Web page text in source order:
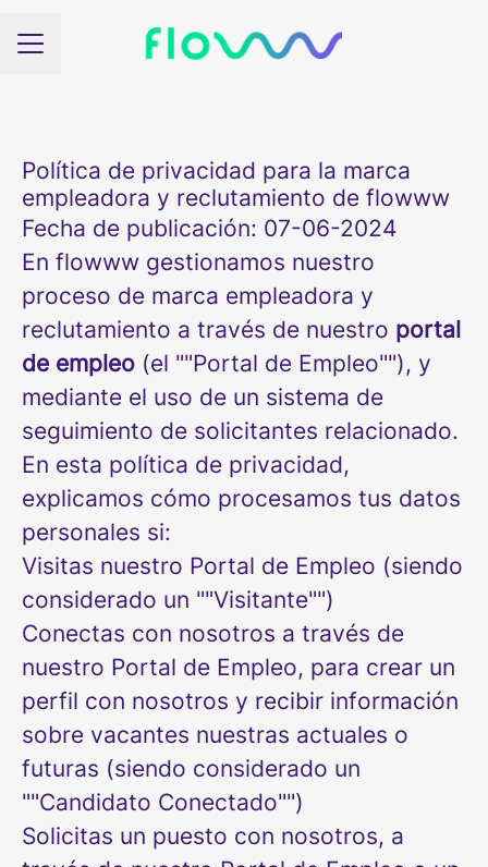
Menú de empleo
Política de privacidad para la marca
empleadora y reclutamiento de flowww
Fecha de publicación: 07-06-2024
En flowww gestionamos nuestro
proceso de marca empleadora y
reclutamiento a través de nuestro portal
de empleo (el ""Portal de Empleo""), y
mediante el uso de un sistema de
seguimiento de solicitantes relacionado.
En esta política de privacidad,
explicamos cómo procesamos tus datos
personales si:
Visitas nuestro Portal de Empleo (siendo
considerado un ""Visitante"")
Conectas con nosotros a través de
nuestro Portal de Empleo, para crear un
perfil con nosotros y recibir información
sobre vacantes nuestras actuales o
futuras (siendo considerado un
""Candidato Conectado"")
Solicitas un puesto con nosotros, a